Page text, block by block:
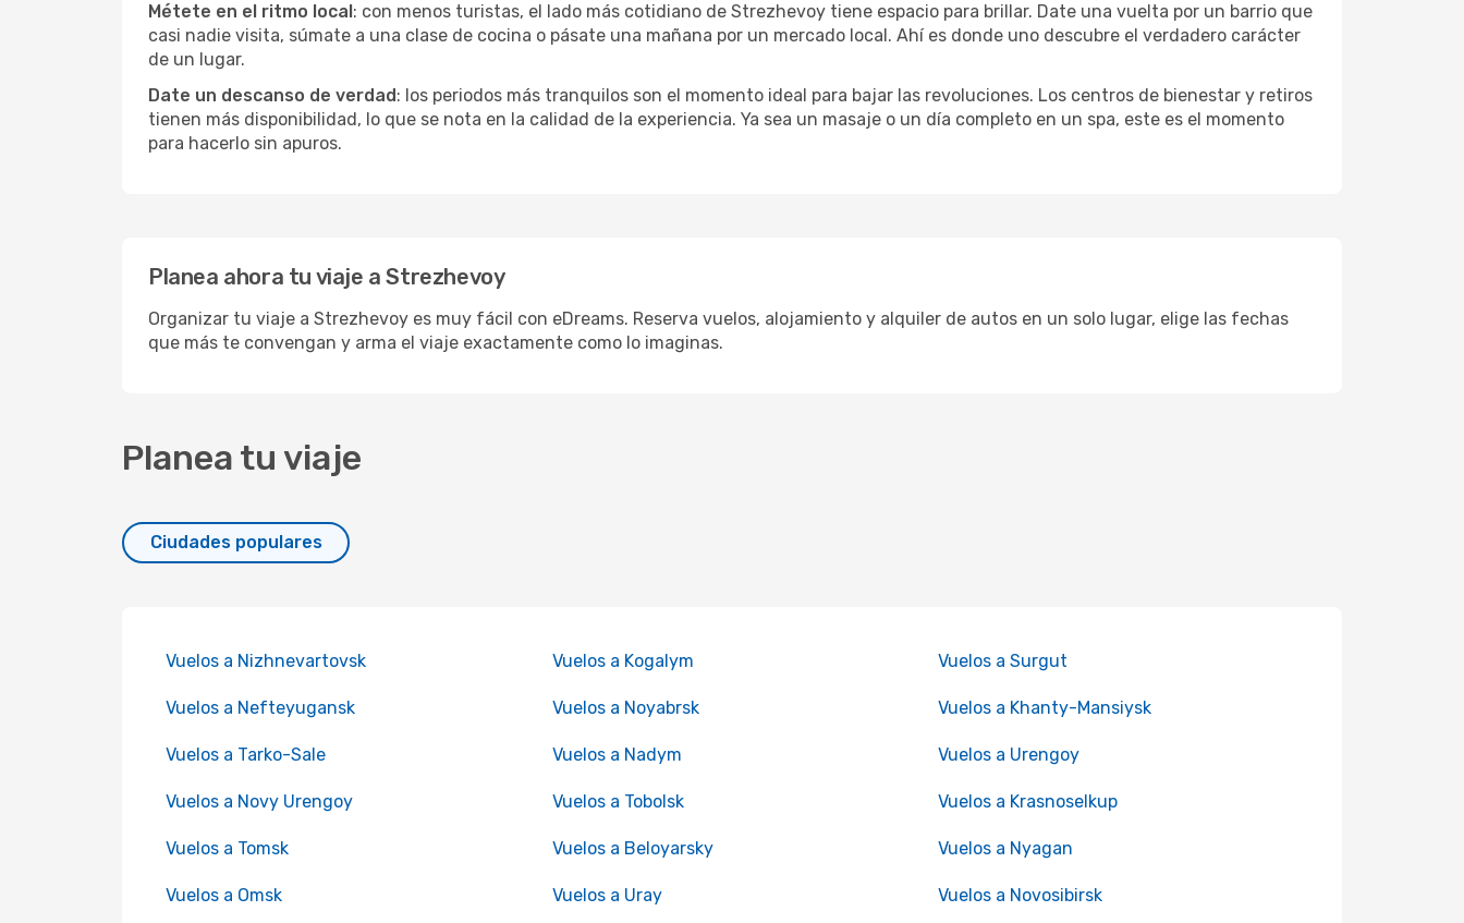
Métete en el ritmo local: con menos turistas, el lado más cotidiano de Strezhevoy tiene espacio para brillar. Date una vuelta por un barrio que
casi nadie visita, súmate a una clase de cocina o pásate una mañana por un mercado local. Ahí es donde uno descubre el verdadero carácter
de un lugar.
Date un descanso de verdad: los periodos más tranquilos son el momento ideal para bajar las revoluciones. Los centros de bienestar y retiros
tienen más disponibilidad, lo que se nota en la calidad de la experiencia. Ya sea un masaje o un día completo en un spa, este es el momento
para hacerlo sin apuros.
Planea ahora tu viaje a Strezhevoy
Organizar tu viaje a Strezhevoy es muy fácil con eDreams. Reserva vuelos, alojamiento y alquiler de autos en un solo lugar, elige las fechas
que más te convengan y arma el viaje exactamente como lo imaginas.
Planea tu viaje
Ciudades populares
Vuelos a Nizhnevartovsk Vuelos a Kogalym Vuelos a Surgut
Vuelos a Nefteyugansk Vuelos a Noyabrsk Vuelos a Khanty-Mansiysk
Vuelos a Tarko-Sale Vuelos a Nadym Vuelos a Urengoy
Vuelos a Novy Urengoy Vuelos a Tobolsk Vuelos a Krasnoselkup
Vuelos a Tomsk Vuelos a Beloyarsky Vuelos a Nyagan
Vuelos a Omsk Vuelos a Uray Vuelos a Novosibirsk